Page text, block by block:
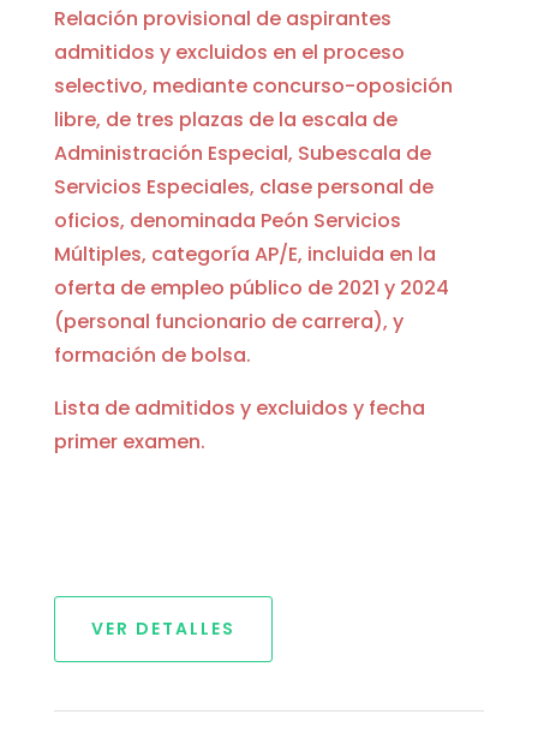
Relación provisional de aspirantes
admitidos y excluidos en el proceso
selectivo, mediante concurso-oposición
libre, de tres plazas de la escala de
Administración Especial, Subescala de
Servicios Especiales, clase personal de
oficios, denominada Peón Servicios
Múltiples, categoría AP/E, incluida en la
oferta de empleo público de 2021 y 2024
(personal funcionario de carrera), y
formación de bolsa.
Lista de admitidos y excluidos y fecha
primer examen.
VER DETALLES